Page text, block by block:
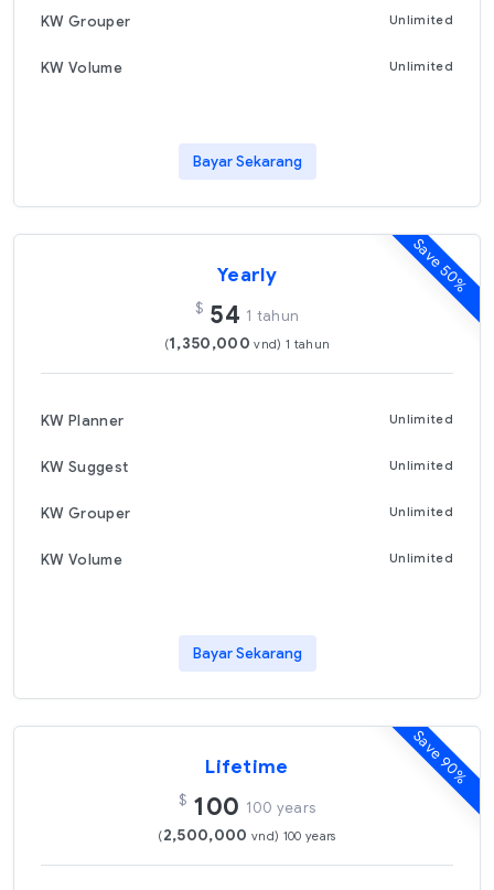
KW Grouper Unlimited
KW Volume Unlimited
Bayar Sekarang
Save 50%
Yearly
$ 54 1 tahun
(1,350,000 vnd) 1 tahun
KW Planner Unlimited
KW Suggest Unlimited
KW Grouper Unlimited
KW Volume Unlimited
Bayar Sekarang
Save 90%
Lifetime
$ 100 100 years
(2,500,000 vnd) 100 years